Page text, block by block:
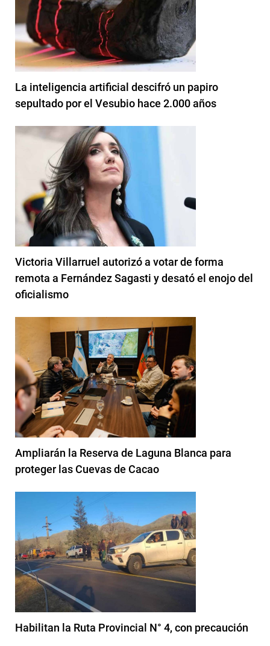
La inteligencia artificial descifró un papiro
sepultado por el Vesubio hace 2.000 años
Victoria Villarruel autorizó a votar de forma
remota a Fernández Sagasti y desató el enojo del
oficialismo
Ampliarán la Reserva de Laguna Blanca para
proteger las Cuevas de Cacao
Habilitan la Ruta Provincial N° 4, con precaución